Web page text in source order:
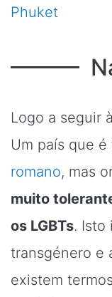
Phuket
Logo a seguir
Um país que
romano, mas
muito
os LGBTs. Isto
transgénero e
existem